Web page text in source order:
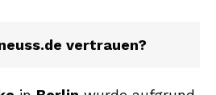
vertrauen?